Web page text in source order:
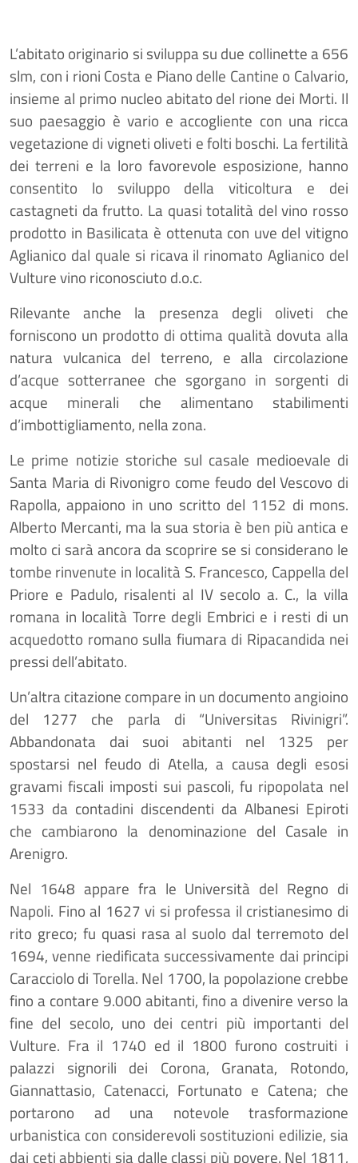
L’abitato originario si sviluppa su due collinette a 656
slm, con i rioni Costa e Piano delle Cantine o Calvario,
insieme al primo nucleo abitato del rione dei Morti. Il
suo paesaggio è vario e accogliente con una ricca
vegetazione di vigneti oliveti e folti boschi. La fertilità
dei terreni e la loro favorevole esposizione, hanno
consentito lo sviluppo della viticoltura e dei
castagneti da frutto. La quasi totalità del vino rosso
prodotto in Basilicata è ottenuta con uve del vitigno
Aglianico dal quale si ricava il rinomato Aglianico del
Vulture vino riconosciuto d.o.c.
Rilevante anche la presenza degli oliveti che
forniscono un prodotto di ottima qualità dovuta alla
natura vulcanica del terreno, e alla circolazione
d’acque sotterranee che sgorgano in sorgenti di
acque minerali che alimentano stabilimenti
d’imbottigliamento, nella zona.
Le prime notizie storiche sul casale medioevale di
Santa Maria di Rivonigro come feudo del Vescovo di
Rapolla, appaiono in uno scritto del 1152 di mons.
Alberto Mercanti, ma la sua storia è ben più antica e
molto ci sarà ancora da scoprire se si considerano le
tombe rinvenute in località S. Francesco, Cappella del
Priore e Padulo, risalenti al IV secolo a. C., la villa
romana in località Torre degli Embrici e i resti di un
acquedotto romano sulla fiumara di Ripacandida nei
pressi dell’abitato.
Un’altra citazione compare in un documento angioino
del 1277 che parla di “Universitas Rivinigri”.
Abbandonata dai suoi abitanti nel 1325 per
spostarsi nel feudo di Atella, a causa degli esosi
gravami fiscali imposti sui pascoli, fu ripopolata nel
1533 da contadini discendenti da Albanesi Epiroti
che cambiarono la denominazione del Casale in
Arenigro.
Nel 1648 appare fra le Università del Regno di
Napoli. Fino al 1627 vi si professa il cristianesimo di
rito greco; fu quasi rasa al suolo dal terremoto del
1694, venne riedificata successivamente dai principi
Caracciolo di Torella. Nel 1700, la popolazione crebbe
fino a contare 9.000 abitanti, fino a divenire verso la
fine del secolo, uno dei centri più importanti del
Vulture. Fra il 1740 ed il 1800 furono costruiti i
palazzi signorili dei Corona, Granata, Rotondo,
Giannattasio, Catenacci, Fortunato e Catena; che
portarono ad una notevole trasformazione
urbanistica con considerevoli sostituzioni edilizie, sia
dai ceti abbienti sia dalle classi più povere. Nel 1811,